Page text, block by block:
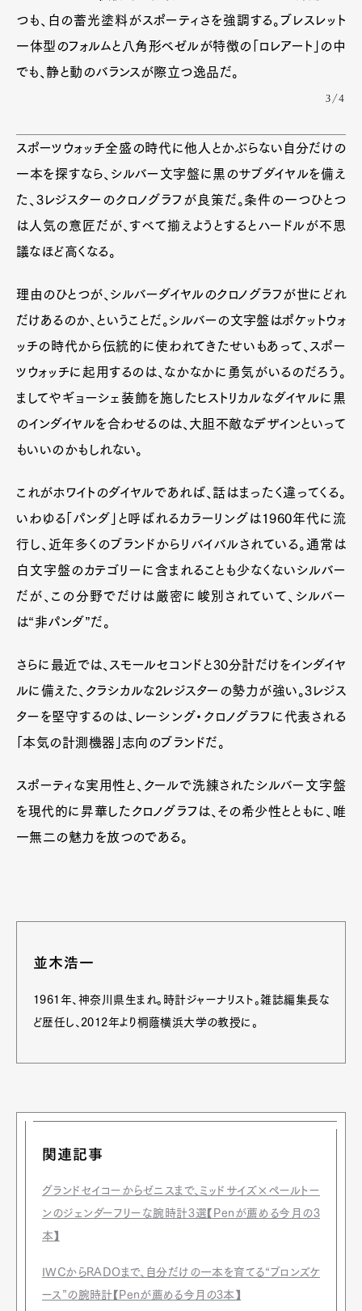
つも、白の蓄光塗料がスポーティさを強調する。ブレスレット
一体型のフォルムと八角形ベゼルが特徴の「ロレアート」の中
でも、静と動のバランスが際立つ逸品だ。
3/4
スポーツウォッチ全盛の時代に他人とかぶらない自分だけの
一本を探すなら、シルバー文字盤に黒のサブダイヤルを備え
た、3レジスターのクロノグラフが良策だ。条件の一つひとつ
は人気の意匠だが、すべて揃えようとするとハードルが不思
議なほど高くなる。
理由のひとつが、シルバーダイヤルのクロノグラフが世にどれ
だけあるのか、ということだ。シルバーの文字盤はポケットウォ
ッチの時代から伝統的に使われてきたせいもあって、スポー
ツウォッチに起用するのは、なかなかに勇気がいるのだろう。
ましてやギョーシェ装飾を施したヒストリカルなダイヤルに黒
のインダイヤルを合わせるのは、大胆不敵なデザインといって
もいいのかもしれない。
これがホワイトのダイヤルであれば、話はまったく違ってくる。
いわゆる「パンダ」と呼ばれるカラーリングは1960年代に流
行し、近年多くのブランドからリバイバルされている。通常は
白文字盤のカテゴリーに含まれることも少なくないシルバー
だが、この分野でだけは厳密に峻別されていて、シルバー
は“非パンダ”だ。
さらに最近では、スモールセコンドと30分計だけをインダイヤ
ルに備えた、クラシカルな2レジスターの勢力が強い。3レジス
ターを堅守するのは、レーシング・クロノグラフに代表される
「本気の計測機器」志向のブランドだ。
スポーティな実用性と、クールで洗練されたシルバー文字盤
を現代的に昇華したクロノグラフは、その希少性とともに、唯
一無二の魅力を放つのである。
並木浩一
1961年、神奈川県生まれ。時計ジャーナリスト。雑誌編集長な
ど歴任し、2012年より桐蔭横浜大学の教授に。
関連記事
グランドセイコーからゼニスまで、ミッドサイズ×ペールトー
ンのジェンダーフリーな腕時計3選【Penが薦める今月の3
本】
IWCからRADOまで、自分だけの一本を育てる“ブロンズケ
ース”の腕時計【Penが薦める今月の3本】